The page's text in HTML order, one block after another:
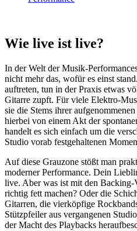
Wie live ist live?
In der Welt der Musik-
nicht mehr das, wofür es einst
auftreten, tun in der Praxis etwas
Gitarre zupft. Für viele Elektro-
sie die Stems ihrer
hierbei von einem Akt der
handelt es sich einfach um die
Studio vorab festgehaltenen
Auf diese Grauzone stößt man
moderner Performance. Dein
live. Aber was ist mit den Backing-
richtig fett machen? Oder die
Gitarren, die vierköpfige
Stützpfeiler aus vergangenen
der Macht des Playbacks